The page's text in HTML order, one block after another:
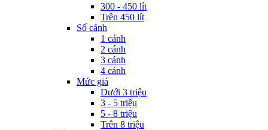
300 - 450 lít
Trên 450 lít
Số cánh
1 cánh
2 cánh
3 cánh
4 cánh
Mức giá
Dưới 3 triệu
3 - 5 triệu
5 - 8 triệu
Trên 8 triệu